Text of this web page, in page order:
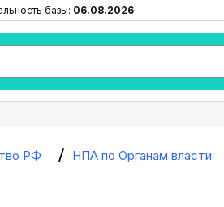
базы: 06.08.2026
РФ НПА по Органам власти